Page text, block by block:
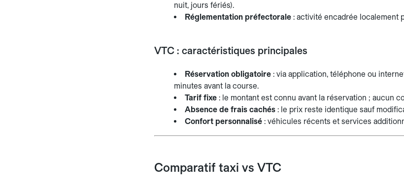
nuit, jours fériés).
Réglementation préfectorale : activité encadrée localement
VTC : caractéristiques principales
Réservation obligatoire : via application, téléphone ou
minutes avant la course.
Tarif fixe : le montant est connu avant la réservation ; aucun
Absence de frais cachés : le prix reste identique sauf
Confort personnalisé : véhicules récents et services
Comparatif taxi vs VTC